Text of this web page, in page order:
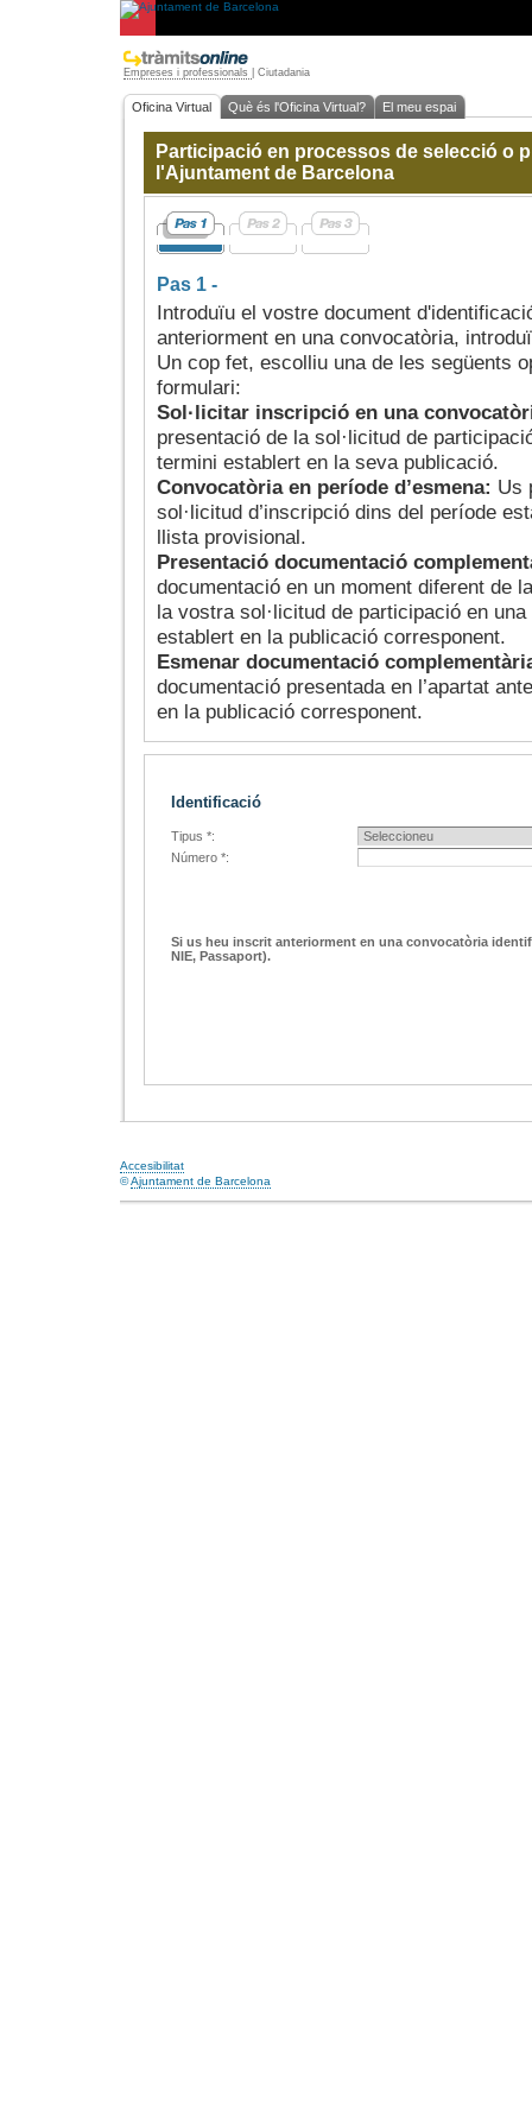
Empreses i professionals Ciutadania
Oficina Virtual Què és l'Oficina Virtual? El meu espai
Participació en processos de selecció o
l'Ajuntament de Barcelona
Pas 1 -
Introduïu el vostre document
anteriorment en una convocatòria,
Un cop fet, escolliu una de les següents
formulari:
Sol·licitar inscripció en una
presentació de la sol·licitud de
termini establert en la seva publicació.
Convocatòria en període d’esmena: Us
sol·licitud d’inscripció dins del període
llista provisional.
Presentació documentació
documentació en un moment diferent de
la vostra sol·licitud de participació en
establert en la publicació corresponent.
Esmenar documentació
documentació presentada en l’apartat
en la publicació corresponent.
Identificació
Tipus *:
Número *:
Si us heu inscrit anteriorment en una convocatòria
NIE, Passaport).
Accesibilitat
©Ajuntament de Barcelona